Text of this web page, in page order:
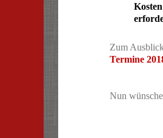
Zum
Termine
Nun